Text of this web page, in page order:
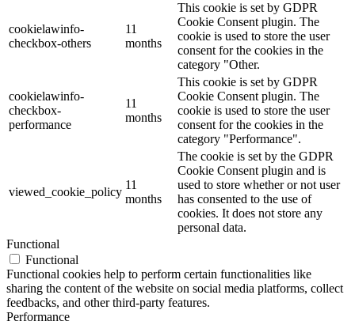
cookielawinfo-
checkbox-others
11
months
This cookie is set by GDPR
Cookie Consent plugin. The
cookie is used to store the user
consent for the cookies in the
category "Other.
cookielawinfo-
checkbox-
performance
11
months
This cookie is set by GDPR
Cookie Consent plugin. The
cookie is used to store the user
consent for the cookies in the
category "Performance".
viewed_cookie_policy
11
months
The cookie is set by the GDPR
Cookie Consent plugin and is
used to store whether or not user
has consented to the use of
cookies. It does not store any
personal data.
Functional
Functional
Functional cookies help to perform certain functionalities like
sharing the content of the website on social media platforms, collect
feedbacks, and other third-party features.
Performance